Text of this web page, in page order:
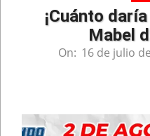
¡Cuánto
Mabel
On: 16 de julio